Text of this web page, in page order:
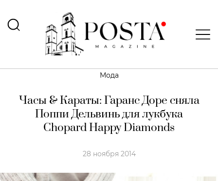
Мода
Часы & Караты: Гаранс Доре сняла
Поппи Дельвинь для лукбука
Chopard Happy Diamonds
28 ноября 2014